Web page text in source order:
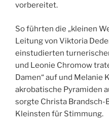
vorbereitet.
So führten die „kleinen
Leitung von Viktoria
einstudierten
und Leonie Chromow
Damen“ auf und Melanie
akrobatische Pyramiden
sorgte Christa Brandsch-
Kleinsten für Stimmung.